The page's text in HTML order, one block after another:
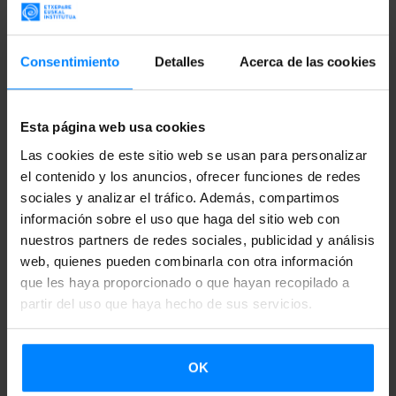
Consentimiento Detalles Acerca de las cookies
Esta página web usa cookies
Las cookies de este sitio web se usan para personalizar
el contenido y los anuncios, ofrecer funciones de redes
sociales y analizar el tráfico. Además, compartimos
información sobre el uso que haga del sitio web con
nuestros partners de redes sociales, publicidad y análisis
web, quienes pueden combinarla con otra información
que les haya proporcionado o que hayan recopilado a
partir del uso que haya hecho de sus servicios.
OK
Paya y Joxan Goikoetxea ofrecerán un pequeño concierto
El evento principal se celebrará el jueves 5 de julio y
constará de dos partes. Primero, artistas frisones
artistas vascos presentaránBost hitz(Cinco palabras),un
concierto en el que ofrecerán una visión de la cultura vasca
a través de la historia y la evolución que han tenido cinco
palabras concretas (árbol, guerra, tren, mujer y lengua).
Estas palabras simbolizan un legado único de la cultura
vasca y, a través de ellas, el público tendrá la posibilidad
de comprender parte de la evolución del País Vasco. Por